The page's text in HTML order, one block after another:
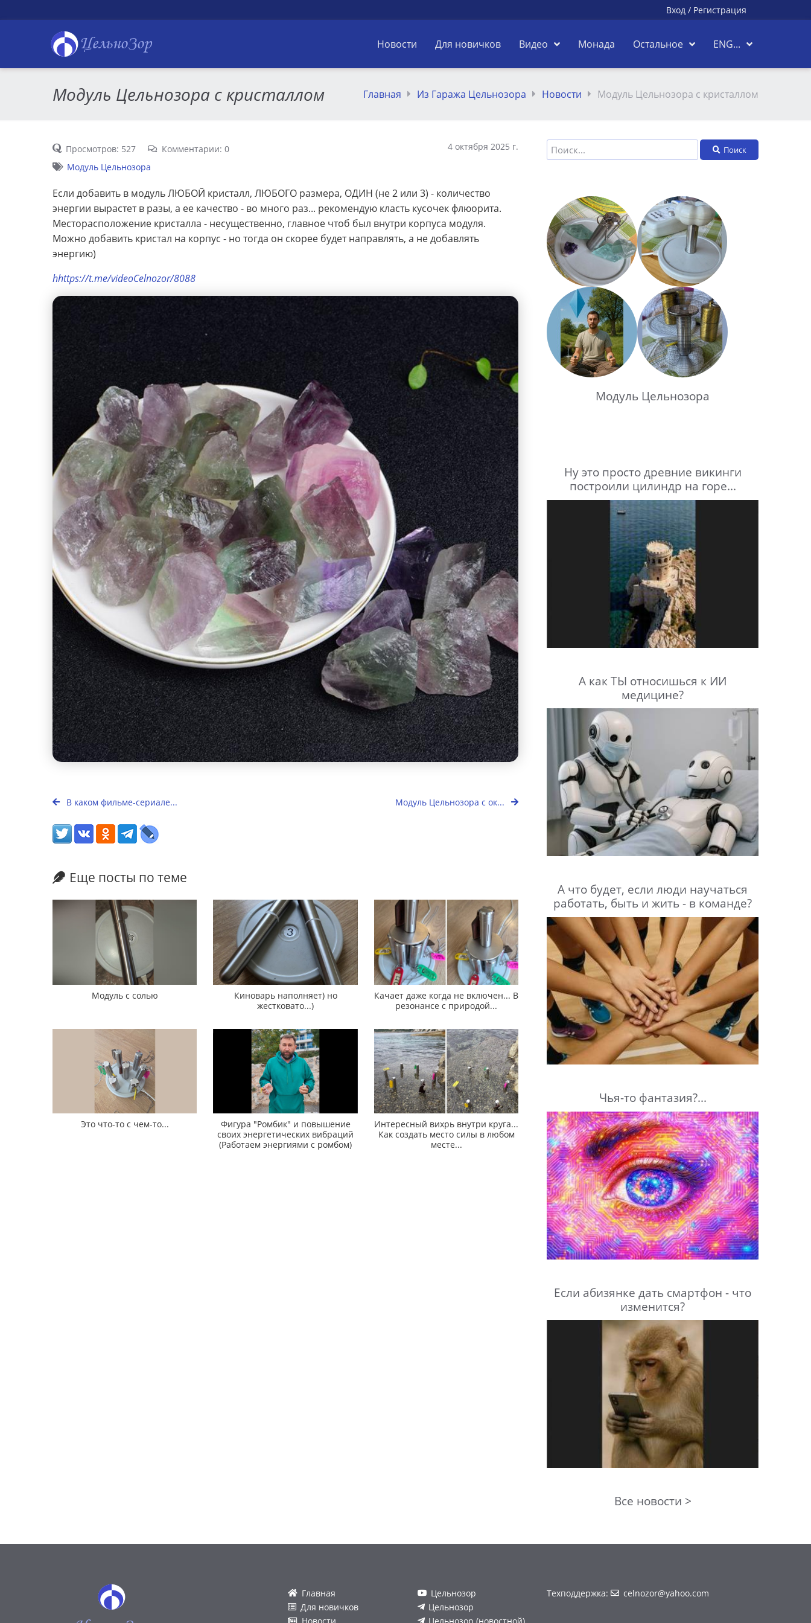
Вход / Регистрация
ЦельноЗор Новости Для новичков Видео Монада Остальное ENG...
Модуль Цельнозора с кристаллом Главная Из Гаража Цельнозора Новости Модуль Цельнозора с кристаллом
Просмотров: 527 Комментарии: 0
4 октября 2025 г.
Модуль Цельнозора
Если добавить в модуль ЛЮБОЙ кристалл, ЛЮБОГО размера, ОДИН (не 2 или 3) - количество
энергии вырастет в разы, а ее качество - во много раз... рекомендую класть кусочек флюорита.
Месторасположение кристалла - несущественно, главное чтоб был внутри корпуса модуля.
Можно добавить кристал на корпус - но тогда он скорее будет направлять, а не добавлять
энергию)
hhttps://t.me/videoCelnozor/8088
В каком фильме-сериале... Модуль Цельнозора с ок...
Еще посты по теме
Модуль с солью
Киноварь наполняет) но
жестковато...)
Качает даже когда не включен... В
резонансе с природой...
Это что-то с чем-то...
Фигура "Ромбик" и повышение
своих энергетических вибраций
(Работаем энергиями с ромбом)
Интересный вихрь внутри круга...
Как создать место силы в любом
месте...
Поиск
Модуль Цельнозора
Ну это просто древние викинги
построили цилиндр на горе...
А как ТЫ относишься к ИИ
медицине?
А что будет, если люди научаться
работать, быть и жить - в команде?
Чья-то фантазия?...
Если абизянке дать смартфон - что
изменится?
Все новости >
Главная
Для новичков
Цельнозор
Цельнозор
Техподдержка: celnozor@yahoo.com